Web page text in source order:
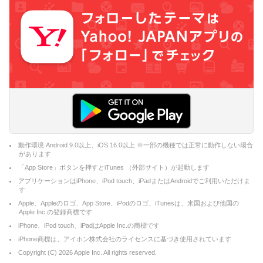
動作環境 Android 9.0以上、iOS 16.0以上 ※一部の機種では正常に動作しない場合
があります
「App Store」ボタンを押すとiTunes （外部サイト）が起動します
アプリケーションはiPhone、iPod touch、iPadまたはAndroidでご利用いただけま
す
Apple、Appleのロゴ、App Store、iPodのロゴ、iTunesは、米国および他国の
Apple Inc.の登録商標です
iPhone、iPod touch、iPadはApple Inc.の商標です
iPhone商標は、アイホン株式会社のライセンスに基づき使用されています
Copyright (C) 2026Apple Inc. All rights reserved.